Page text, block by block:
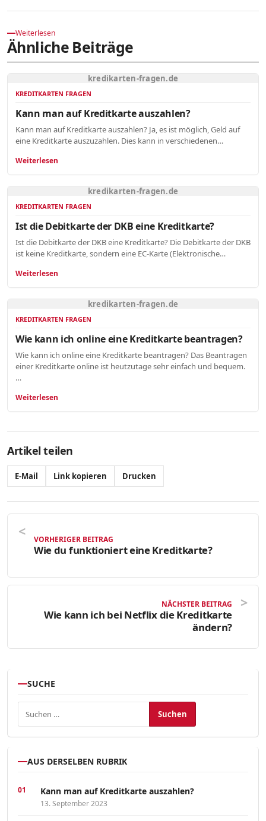
Weiterlesen
Ähnliche Beiträge
kredikarten-fragen.de
KREDITKARTEN FRAGEN
Kann man auf Kreditkarte auszahlen?
Kann man auf Kreditkarte auszahlen? Ja, es ist möglich, Geld auf
eine Kreditkarte auszuzahlen. Dies kann in verschiedenen…
Weiterlesen
kredikarten-fragen.de
KREDITKARTEN FRAGEN
Ist die Debitkarte der DKB eine Kreditkarte?
Ist die Debitkarte der DKB eine Kreditkarte? Die Debitkarte der DKB
ist keine Kreditkarte, sondern eine EC-Karte (Elektronische…
Weiterlesen
kredikarten-fragen.de
KREDITKARTEN FRAGEN
Wie kann ich online eine Kreditkarte beantragen?
Wie kann ich online eine Kreditkarte beantragen? Das Beantragen
einer Kreditkarte online ist heutzutage sehr einfach und bequem.
…
Weiterlesen
Artikel teilen
E-Mail Link kopieren Drucken
VORHERIGER BEITRAG
Wie du funktioniert eine Kreditkarte?
NÄCHSTER BEITRAG
Wie kann ich bei Netflix die Kreditkarte
ändern?
SUCHE
Suchen nach:
AUS DERSELBEN RUBRIK
Kann man auf Kreditkarte auszahlen?
13. September 2023